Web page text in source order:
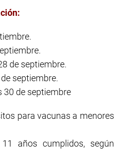
de septiembre.
septiembre.
30 de septiembre
para vacunas a menores
años cumplidos, según